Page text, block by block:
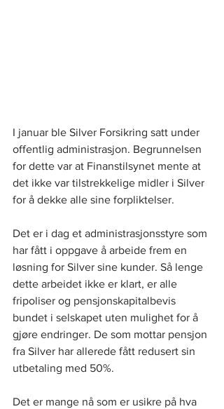
I januar ble Silver Forsikring satt under
offentlig administrasjon. Begrunnelsen
for dette var at Finanstilsynet mente at
det ikke var tilstrekkelige midler i Silver
for å dekke alle sine forpliktelser.
Det er i dag et administrasjonsstyre som
har fått i oppgave å arbeide frem en
løsning for Silver sine kunder. Så lenge
dette arbeidet ikke er klart, er alle
fripoliser og pensjonskapitalbevis
bundet i selskapet uten mulighet for å
gjøre endringer. De som mottar pensjon
fra Silver har allerede fått redusert sin
utbetaling med 50%.
Det er mange nå som er usikre på hva